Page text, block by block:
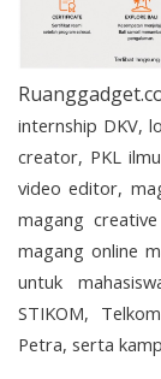
internship DKV,
creator, PKL
video editor,
magang
magang online
untuk
STIKOM,
Petra, serta